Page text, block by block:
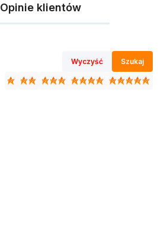
Opinie klientów
Wyczyść Szukaj